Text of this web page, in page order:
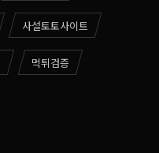
사설토토사이트
먹튀검증